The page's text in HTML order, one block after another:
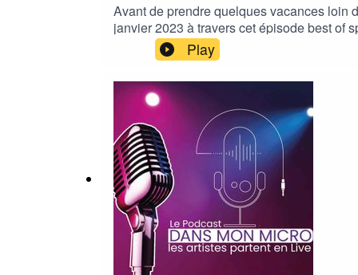
Avant de prendre quelques vacances loin
janvier 2023 à travers cet épisode best of
Mademoiselle K, Thomas Kahn, Scrofy,
le groupe Da Break…Ces belles
immense.Je remercie tous les artistes qui
Annemasse, la salle du Podium à Poisy,
Louvet attachée de presse, merci à tous
rendez-vous en septembre pour de
creatorshttps://uppbeat.io/#uppbeat
Play